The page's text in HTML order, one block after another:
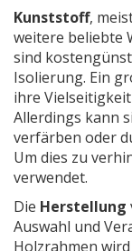
Kunststoff,
weitere beliebte
sind
Isolierung. Ein
ihre
Allerdings kann
verfärben oder
Um dies zu
verwendet.
Die Herstellung
Auswahl und
Holzrahmen